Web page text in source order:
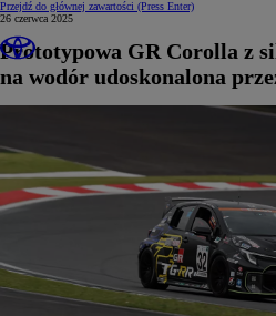
Przejdź do głównej zawartości (Press Enter)
26 czerwca 2025
Prototypowa GR Corolla z
na wodór udoskonalona